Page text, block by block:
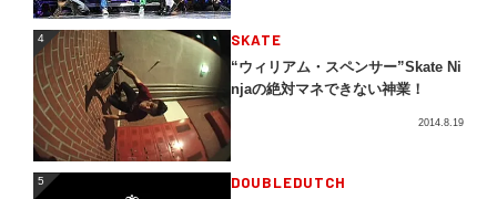
4 SKATE
“ウィリアム・スペンサー”Skate Ni
njaの絶対マネできない神業！
2014.8.19
5 DOUBLEDUTCH